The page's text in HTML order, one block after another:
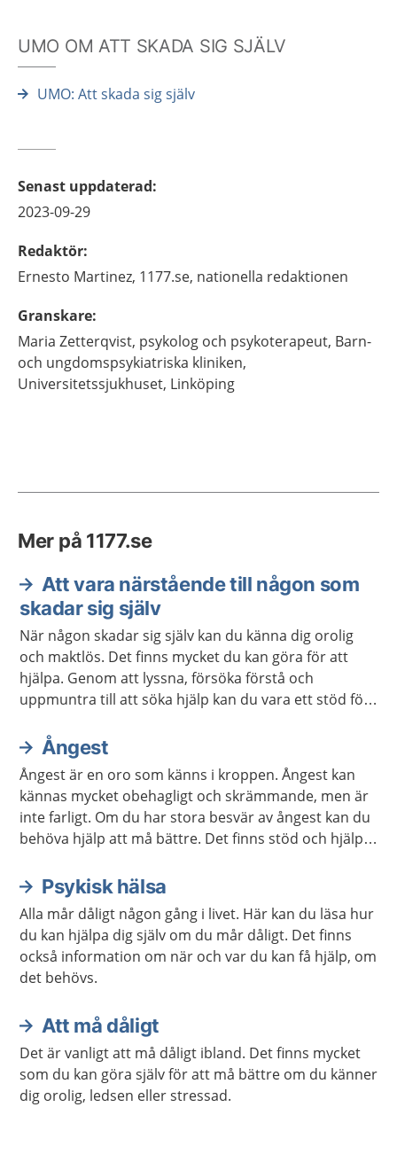
UMO OM ATT SKADA SIG SJÄLV
UMO: Att skada sig själv
Senast uppdaterad:
2023-09-29
Redaktör:
Ernesto Martinez, 1177.se, nationella redaktionen
Granskare:
Maria Zetterqvist, psykolog och psykoterapeut, Barn-
och ungdomspsykiatriska kliniken,
Universitetssjukhuset, Linköping
Mer på 1177.se
Att vara närstående till någon som
skadar sig själv
När någon skadar sig själv kan du känna dig orolig
och maktlös. Det finns mycket du kan göra för att
hjälpa. Genom att lyssna, försöka förstå och
uppmuntra till att söka hjälp kan du vara ett stöd för
för att orka vara ett bra stöd.
Ångest
Ångest är en oro som känns i kroppen. Ångest kan
kännas mycket obehagligt och skrämmande, men är
inte farligt. Om du har stora besvär av ångest kan du
behöva hjälp att må bättre. Det finns stöd och hjälp
Psykisk hälsa
Alla mår dåligt någon gång i livet. Här kan du läsa hur
du kan hjälpa dig själv om du mår dåligt. Det finns
också information om när och var du kan få hjälp, om
det behövs.
Att må dåligt
Det är vanligt att må dåligt ibland. Det finns mycket
som du kan göra själv för att må bättre om du känner
dig orolig, ledsen eller stressad.